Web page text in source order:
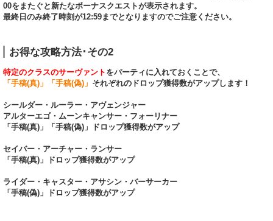
00をまたぐと新たなボーナスクエストが表示されます。
最終日のみ終了時刻が12:59までとなりますのでご注意ください。
お得な攻略方法･その2
特定のクラスのサーヴァント をパーティに入れておくことで、
「手稿(真)」「手稿(偽)」 それぞれのドロップ獲得数がアップします！
シールダー・ルーラー・アヴェンジャー
アルターエゴ・ムーンキャンサー・フォーリナー
「手稿(真)」「手稿(偽)」ドロップ獲得数がアップ
セイバー・アーチャー・ランサー
「手稿(真)」ドロップ獲得数がアップ
ライダー・キャスター・アサシン・バーサーカー
「手稿(偽)」ドロップ獲得数がアップ